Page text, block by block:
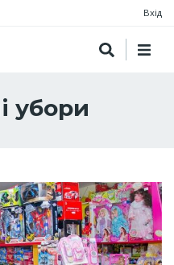
Вхід
убори